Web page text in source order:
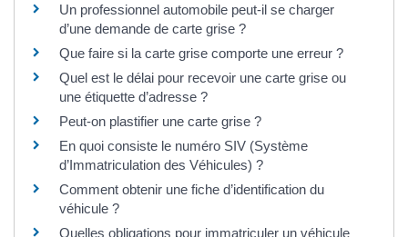
Un professionnel automobile peut-il se charger
d’une demande de carte grise ?
Que faire si la carte grise comporte une erreur ?
Quel est le délai pour recevoir une carte grise ou
une étiquette d’adresse ?
Peut-on plastifier une carte grise ?
En quoi consiste le numéro SIV (Système
d’Immatriculation des Véhicules) ?
Comment obtenir une fiche d’identification du
véhicule ?
Quelles obligations pour immatriculer un véhicule